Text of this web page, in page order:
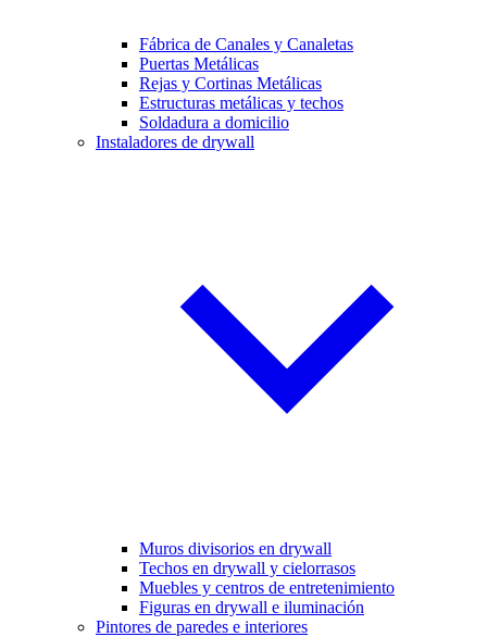
Fábrica de Canales y Canaletas
Puertas Metálicas
Rejas y Cortinas Metálicas
Estructuras metálicas y techos
Soldadura a domicilio
Instaladores de drywall
Muros divisorios en drywall
Techos en drywall y cielorrasos
Muebles y centros de entretenimiento
Figuras en drywall e iluminación
Pintores de paredes e interiores